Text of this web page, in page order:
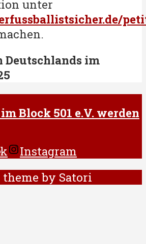
unter
Deutschlands im
Block 501 e.V. werden
Instagram
theme by Satori